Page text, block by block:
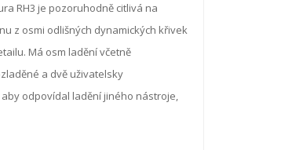
RH3 je pozoruhodně citlivá na
z osmi odlišných dynamických křivek
Má osm ladění včetně
a dvě uživatelsky
odpovídal ladění jiného nástroje,